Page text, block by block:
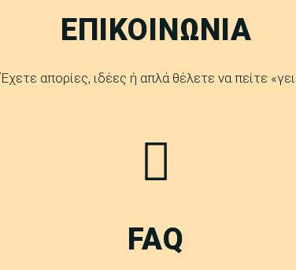
ΕΠΙΚΟΙΝΩΝΙΑ
Έχετε απορίες, ιδέες ή απλά θέλετε να πείτε
FAQ